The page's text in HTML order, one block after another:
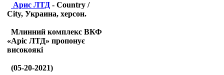
Арис ЛТД - Country /
City, Украина, херсон.
Млинний комплекс ВКФ
«Аріс ЛТД» пропонує
високоякі
(05-20-2021)